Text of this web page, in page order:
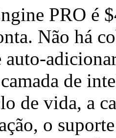
PRO é
Não há
de
de vida, a
o